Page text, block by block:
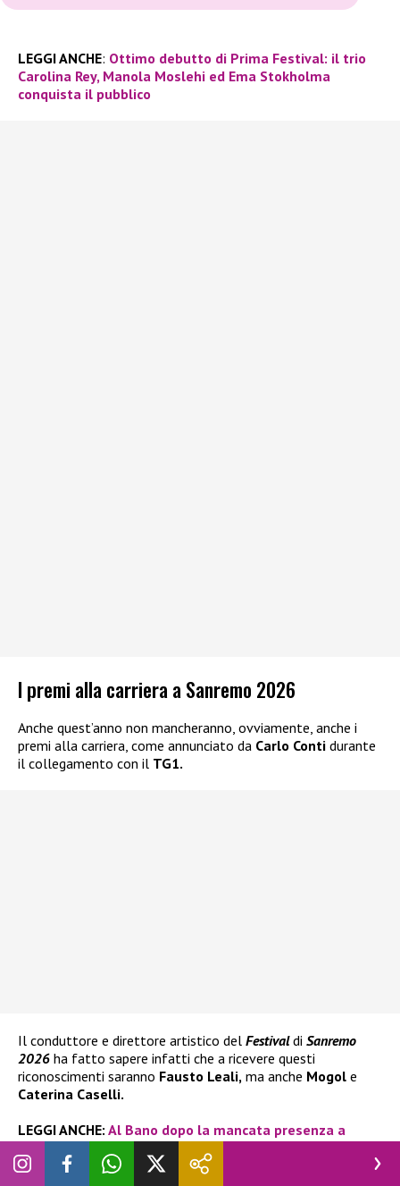
LEGGI ANCHE: Ottimo debutto di Prima Festival: il trio
Carolina Rey, Manola Moslehi ed Ema Stokholma
conquista il pubblico
I premi alla carriera a Sanremo 2026
Anche quest’anno non mancheranno, ovviamente, anche i
premi alla carriera, come annunciato da Carlo Conti durante
il collegamento con il TG1.
Il conduttore e direttore artistico del Festivaldi Sanremo
2026 ha fatto sapere infatti che a ricevere questi
riconoscimenti saranno Fausto Leali, ma anche Mogol e
Caterina Caselli.
LEGGI ANCHE: Al Bano dopo la mancata presenza a
Sanremo risponde a Carlo Conti (e lancia una frecciata
ad Amadeus): “Non mi escluderai mai”